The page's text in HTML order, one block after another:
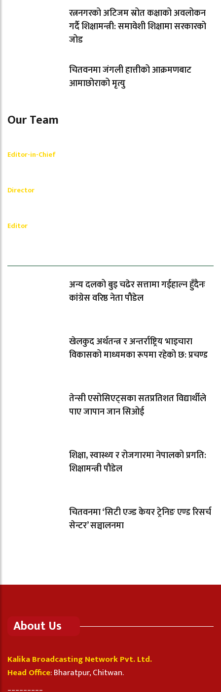
रत्ननगरको अटिजम स्रोत कक्षाको अवलोकन
गर्दै शिक्षामन्त्री: समावेशी शिक्षामा सरकारको
जोड
चितवनमा जंगली हात्तीको आक्रमणबाट
आमाछोराको मृत्यु
Our Team
Editor-in-Chief
Director
Editor
अन्य दलको बुइ चढेर सत्तामा गईहाल्न हुँदैनः
कांग्रेस वरिष्ठ नेता पौडेल
खेलकुद अर्थतन्त्र र अन्तर्राष्ट्रिय भाइचारा
विकासको माध्यमका रूपमा रहेको छ: प्रचण्ड
तेन्सी एसोसिएट्सका सतप्रतिशत विद्यार्थीले
पाए जापान जान सिओई
शिक्षा, स्वास्थ्य र रोजगारमा नेपालको प्रगति:
शिक्षामन्त्री पौडेल
चितवनमा ‘सिटी एज्ड केयर ट्रेनिङ एण्ड रिसर्च
सेन्टर’ सञ्चालनमा
About Us
Kalika Broadcasting Network Pvt. Ltd.
Head Office: Bharatpur, Chitwan.